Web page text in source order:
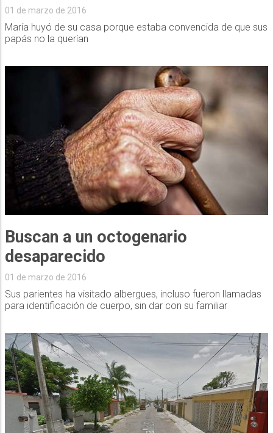
01 de marzo de 2016
María huyó de su casa porque estaba convencida de que sus
papás no la querían
Buscan a un octogenario
desaparecido
01 de marzo de 2016
Sus parientes ha visitado albergues, incluso fueron llamadas
para identificación de cuerpo, sin dar con su familiar